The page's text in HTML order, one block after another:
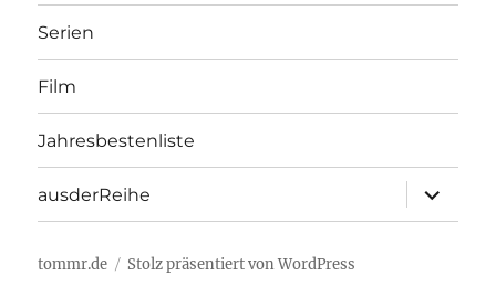
Serien
Film
Jahresbestenliste
ausderReihe
öffnen
tommr.de Stolz präsentiert von WordPress